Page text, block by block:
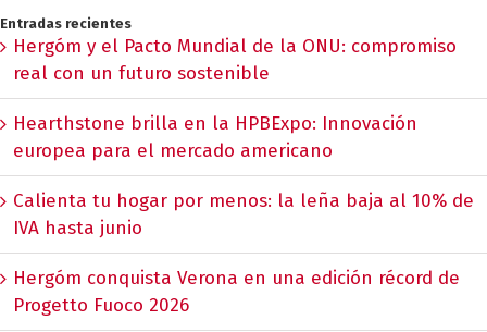
Entradas recientes
Hergóm y el Pacto Mundial de la ONU: compromiso
real con un futuro sostenible
Hearthstone brilla en la HPBExpo: Innovación
europea para el mercado americano
Calienta tu hogar por menos: la leña baja al 10% de
IVA hasta junio
Hergóm conquista Verona en una edición récord de
Progetto Fuoco 2026